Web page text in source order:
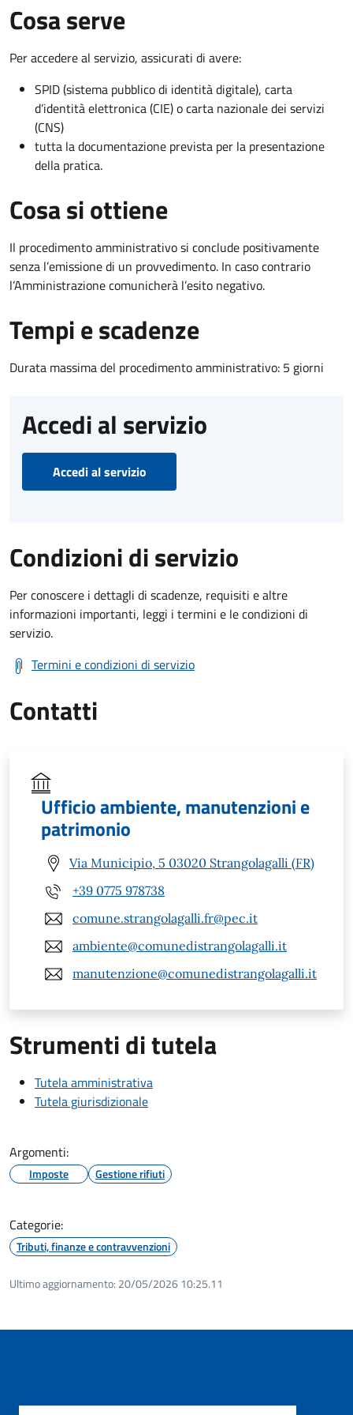
Cosa serve
Per accedere al servizio, assicurati di avere:
SPID (sistema pubblico di identità digitale), carta
d’identità elettronica (CIE) o carta nazionale dei servizi
(CNS)
tutta la documentazione prevista per la presentazione
della pratica.
Cosa si ottiene
Il procedimento amministrativo si conclude positivamente
senza l’emissione di un provvedimento. In caso contrario
l’Amministrazione comunicherà l’esito negativo.
Tempi e scadenze
Durata massima del procedimento amministrativo: 5 giorni
Accedi al servizio
Accedi al servizio
Condizioni di servizio
Per conoscere i dettagli di scadenze, requisiti e altre
informazioni importanti, leggi i termini e le condizioni di
servizio.
Termini e condizioni di servizio
Contatti
Ufficio ambiente, manutenzioni e
patrimonio
Via Municipio, 5 03020 Strangolagalli (FR)
+39 0775 978738
comune.strangolagalli.fr@pec.it
ambiente@comunedistrangolagalli.it
manutenzione@comunedistrangolagalli.it
Strumenti di tutela
Tutela amministrativa
Tutela giurisdizionale
Argomenti:
Imposte Gestione rifiuti
Categorie:
Tributi, finanze e contravvenzioni
Ultimo aggiornamento: 20/05/2026 10:25.11